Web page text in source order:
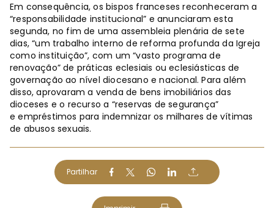
Em consequência, os bispos franceses reconheceram a
“responsabilidade institucional” e anunciaram esta
segunda, no fim de uma assembleia plenária de sete
dias, “um trabalho interno de reforma profunda da Igreja
como instituição”, com um “vasto programa de
renovação” de práticas eclesiais ou eclesiásticas de
governação ao nível diocesano e nacional. Para além
disso, aprovaram a venda de bens imobiliários das
dioceses e o recurso a “reservas de segurança”
e empréstimos para indemnizar os milhares de vítimas
de abusos sexuais.
Partilhar